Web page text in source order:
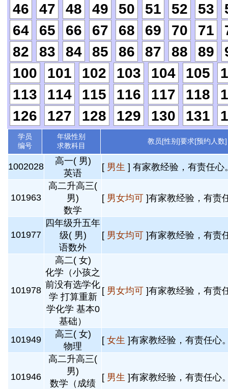
46
47 48 49 50 51 52 53
64
65 66 67 68 69 70 71
82
83 84 85 86 87 88 89
100
101 102 103 104 105
113
114 115 116 117 118
126
127 128 129 130 131
学员
编号
年级性别
求教科目
教员[性别]要求[预约人数]
1002028
高一( 男)
英语
[ 男生 ] 有家教经验，有责任心
101963
高二升高三(
男)
数学
[ 男女均可 ]有家教经验，有责
101977
四年级升五年
级( 男)
语数外
[ 男女均可 ]有家教经验，有责
101978
高二( 女)
化学（小孩之
前没有选学化
学 打算重新
学化学 基本0
基础）
[ 男女均可 ]有家教经验，有责
101949
高三( 女)
物理
[ 女生 ]有家教经验，有责任心
101946
高二升高三(
男)
数学（成绩
[ 男生 ]有家教经验，有责任心